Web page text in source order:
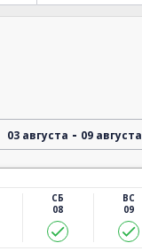
03 августа - 09 августа
СБ
08
ВС
09